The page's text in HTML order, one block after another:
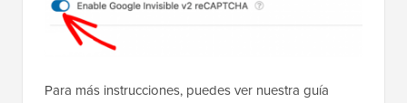
Para más instrucciones, puedes ver nuestra guía